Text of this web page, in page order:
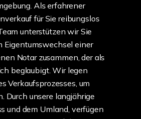
Als erfahrener
für Sie reibungslos
unterstützen wir Sie
Eigentumswechsel einer
Notar zusammen, der als
beglaubigt. Wir legen
Verkaufsprozesses, um
Durch unsere langjährige
und dem Umland, verfügen